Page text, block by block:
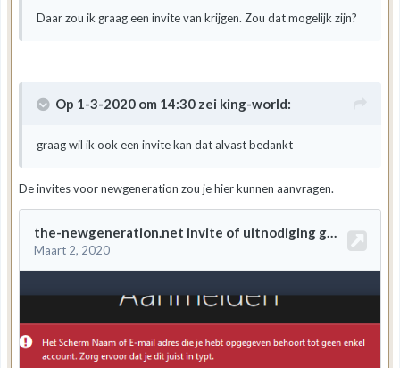
Daar zou ik graag een invite van krijgen. Zou dat mogelijk zijn?
Op 1-3-2020 om 14:30 zei king-world:
graag wil ik ook een invite kan dat alvast bedankt
De invites voor newgeneration zou je hier kunnen aanvragen.